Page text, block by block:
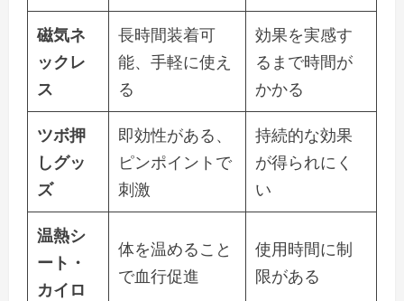
磁気ネ
ックレ
ス
長時間装着可
能、手軽に使え
る
効果を実感す
るまで時間が
かかる
ツボ押
しグッ
ズ
即効性がある、
ピンポイントで
刺激
持続的な効果
が得られにく
い
温熱シ
ート・
カイロ
体を温めること
で血行促進
使用時間に制
限がある